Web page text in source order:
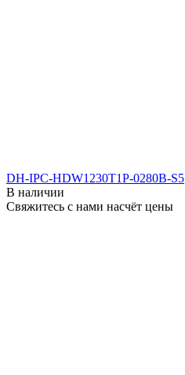
DH-IPC-HDW1230T1P-0280B-S5
В наличии
Свяжитесь с нами насчёт цены